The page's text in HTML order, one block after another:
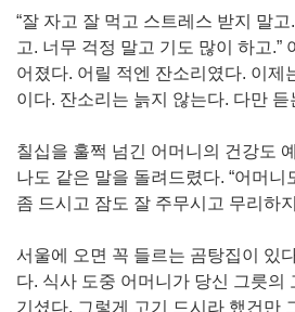
“잘 자고 잘 먹고 스트레스 받지 말
고. 너무 걱정 말고 기도 많이 하고.”
어졌다. 어릴 적엔 잔소리였다. 이제
이다. 잔소리는 늙지 않는다. 다만
칠십을 훌쩍 넘긴 어머니의 건강도
나도 같은 말을 돌려드렸다. “어머니
좀 드시고 잠도 잘 주무시고 무리하
서울에 오면 꼭 들르는 곰탕집이 있
다. 식사 도중 어머니가 당신 그릇의
기셨다. 그렇게 고기 드시라 했건만